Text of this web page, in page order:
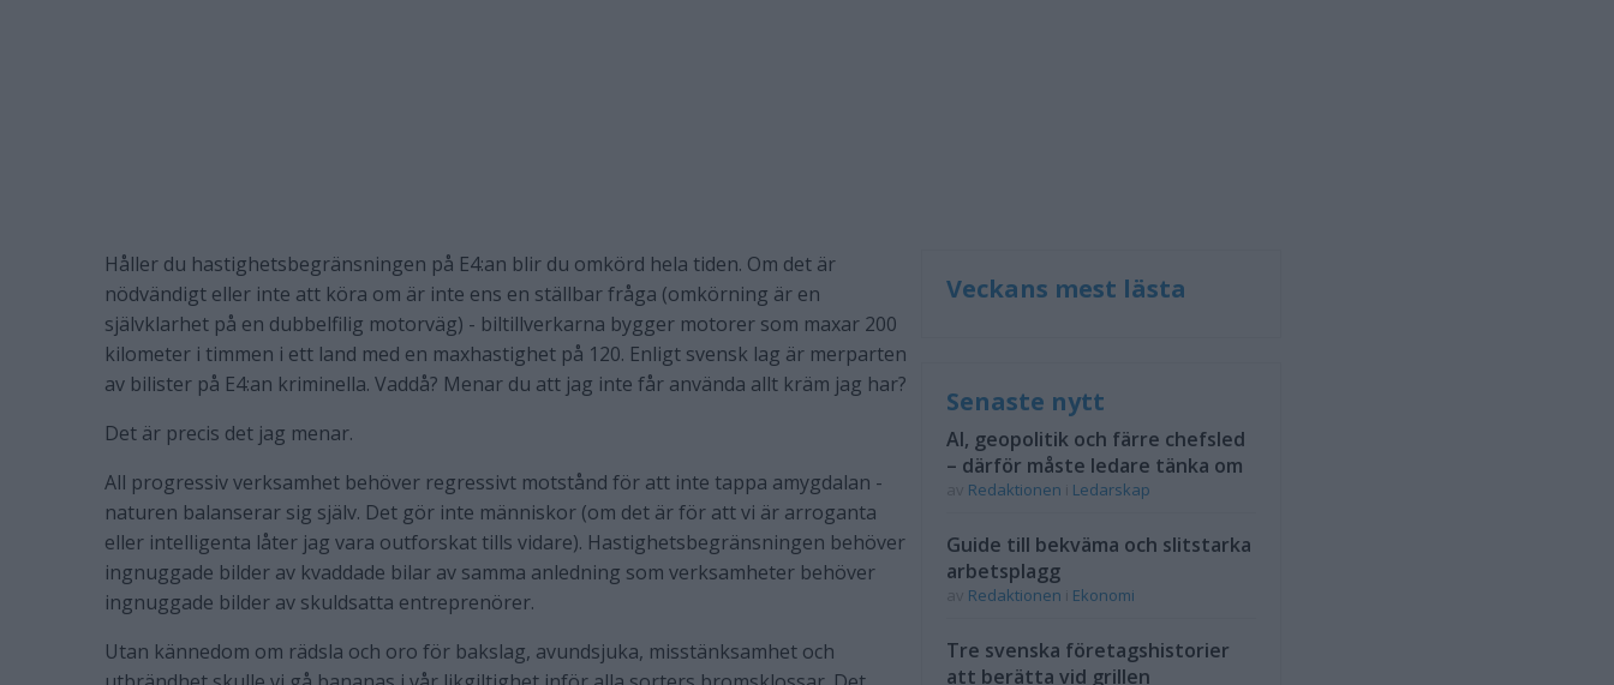
Håller du hastighetsbegränsningen på E4:an blir du omkörd hela tiden. Om det är
nödvändigt eller inte att köra om är inte ens en ställbar fråga (omkörning är en
självklarhet på en dubbelfilig motorväg) - biltillverkarna bygger motorer som maxar 200
kilometer i timmen i ett land med en maxhastighet på 120. Enligt svensk lag är merparten
av bilister på E4:an kriminella. Vaddå? Menar du att jag inte får använda allt kräm jag har?
Det är precis det jag menar.
All progressiv verksamhet behöver regressivt motstånd för att inte tappa amygdalan -
naturen balanserar sig själv. Det gör inte människor (om det är för att vi är arroganta
eller intelligenta låter jag vara outforskat tills vidare). Hastighetsbegränsningen behöver
ingnuggade bilder av kvaddade bilar av samma anledning som verksamheter behöver
ingnuggade bilder av skuldsatta entreprenörer.
Utan kännedom om rädsla och oro för bakslag, avundsjuka, misstänksamhet och
Veckans mest lästa
Senaste nytt
AI, geopolitik och färre chefsled
– därför måste ledare tänka om
Redaktionen Ledarskap
Guide till bekväma och slitstarka
arbetsplagg
Redaktionen Ekonomi
Tre svenska företagshistorier
att berätta vid grillen